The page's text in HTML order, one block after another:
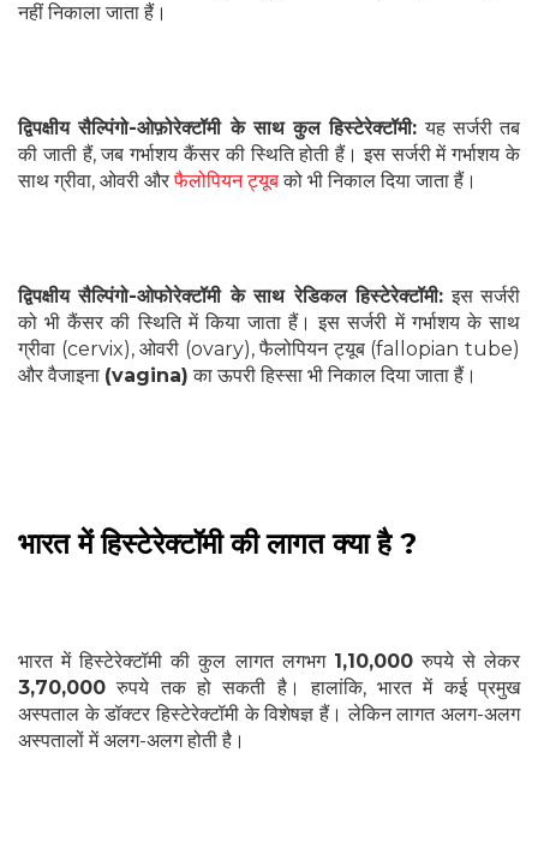
नहीं निकाला जाता हैं।
द्विपक्षीय सैल्पिंगो-ओफ़ोरेक्टॉमी के साथ कुल हिस्टेरेक्टॉमी: यह सर्जरी तब
की जाती हैं, जब गर्भाशय कैंसर की स्थिति होती हैं। इस सर्जरी में गर्भाशय के
साथ ग्रीवा, ओवरी औरफैलोपियन ट्यूबको भी निकाल दिया जाता हैं।
द्विपक्षीय सैल्पिंगो-ओफोरेक्टॉमी के साथ रेडिकल हिस्टेरेक्टॉमी: इस सर्जरी
को भी कैंसर की स्थिति में किया जाता हैं। इस सर्जरी में गर्भाशय के साथ
ग्रीवा (cervix), ओवरी (ovary), फैलोपियन ट्यूब (fallopian tube)
और वैजाइना (vagina) का ऊपरी हिस्सा भी निकाल दिया जाता हैं।
भारत में हिस्टेरेक्टॉमी की लागत क्या है ?
भारत में हिस्टेरेक्टॉमी की कुल लागत लगभग 1,10,000रुपये से लेकर
3,70,000 रुपये तक हो सकती है। हालांकि, भारत में कई प्रमुख
अस्पताल के डॉक्टर हिस्टेरेक्टॉमी के विशेषज्ञ हैं। लेकिन लागत अलग-अलग
अस्पतालों में अलग-अलग होती है।